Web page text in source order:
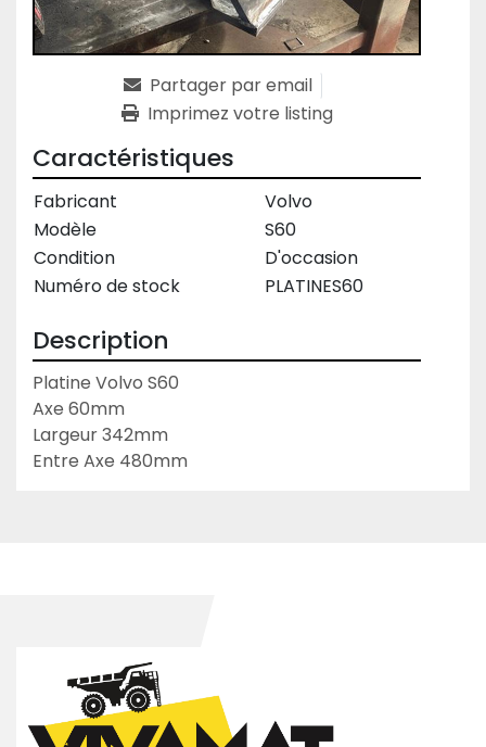
Partager par email
Imprimez votre listing
Caractéristiques
Fabricant
Volvo
Modèle
S60
Condition
D'occasion
Numéro de stock
PLATINES60
Description
Platine Volvo S60
Axe 60mm
Largeur 342mm
Entre Axe 480mm